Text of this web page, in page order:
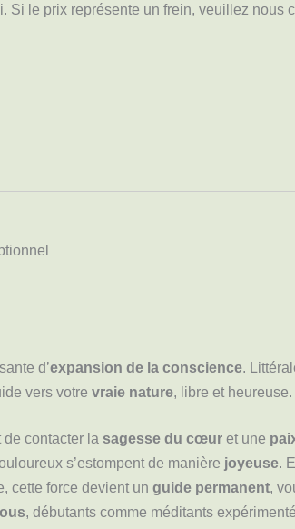
Si le prix représente un frein, veuillez nous
d’expansion de la conscience.
vers votre vraie nature, libre et heureuse.
contacter la sagesse du cœuret une
s’estompent de manière joyeuse.
cette force devient un guide permanent,
, débutants comme méditants